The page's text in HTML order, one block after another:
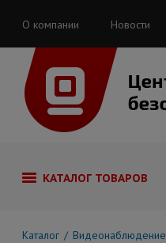
О компании Новости
КАТАЛОГ ТОВАРОВ
Каталог Видеонаблюдение